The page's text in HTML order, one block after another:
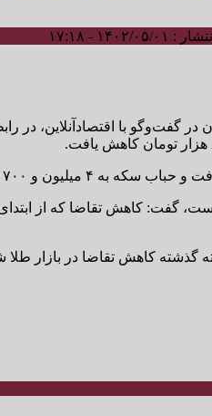
۰۵/۰۱ - ۱۷:۱۸
در گفت‌وگو با
است، گفت: کاهش تقاضا که از